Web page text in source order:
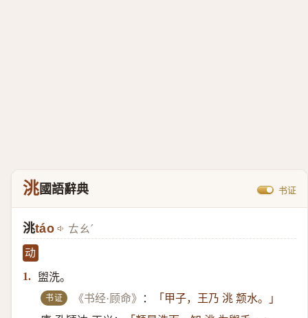
洮國語辭典 书证
洮táo ㄊㄠˊ
动
1.
盥洗。
书证 《书经·顾命》 ：
「甲子，王乃 洮 颒水。」